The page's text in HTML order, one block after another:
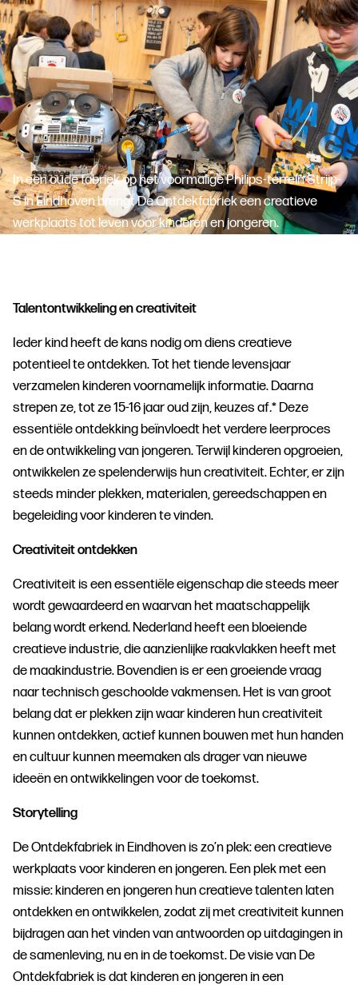
In een oude fabriek op het voormalige Philips-terrein Strijp-
S in Eindhoven brengt De Ontdekfabriek een creatieve
werkplaats tot leven voor kinderen en jongeren.
Talentontwikkeling en creativiteit
Ieder kind heeft de kans nodig om diens creatieve
potentieel te ontdekken.Tot het tiende levensjaar
verzamelen kinderen voornamelijk informatie. Daarna
strepen ze, tot ze 15-16 jaar oud zijn, keuzes af.* Deze
essentiële ontdekking beïnvloedt het verdere leerproces
en de ontwikkeling van jongeren. Terwijl kinderen opgroeien,
ontwikkelen ze spelenderwijs hun creativiteit. Echter, er zijn
steeds minder plekken, materialen, gereedschappen en
begeleiding voor kinderen te vinden.
Creativiteit ontdekken
Creativiteit is een essentiële eigenschap die steeds meer
wordt gewaardeerd en waarvan het maatschappelijk
belang wordt erkend. Nederland heeft een bloeiende
creatieve industrie, die aanzienlijke raakvlakken heeft met
de maakindustrie. Bovendien is er een groeiende vraag
naar technisch geschoolde vakmensen. Het is van groot
belang dat er plekken zijn waar kinderen hun creativiteit
kunnen ontdekken, actief kunnen bouwen met hun handen
en cultuur kunnen meemaken als drager van nieuwe
ideeën en ontwikkelingen voor de toekomst.
Storytelling
De Ontdekfabriek in Eindhoven is zo’n plek: een creatieve
werkplaats voor kinderen en jongeren. Een plek met een
missie: kinderen en jongeren hun creatieve talenten laten
ontdekken en ontwikkelen, zodat zij met creativiteit kunnen
bijdragen aan het vinden van antwoorden op uitdagingen in
de samenleving, nu en in de toekomst. De visie van De
Ontdekfabriek is dat kinderen en jongeren in een